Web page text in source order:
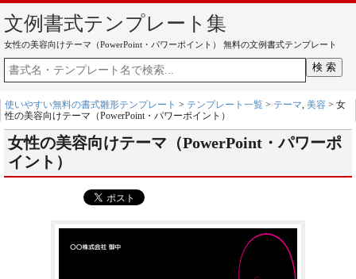
文例書式テンプレート集
女性の美容向けテーマ（PowerPoint・パワーポイント） 無料の文例書式テンプレート
使いやすい無料の書式雛形テンプレート > テンプレート一覧 > テーマ, 美容 > 女
性の美容向けテーマ（PowerPoint・パワーポイント）
女性の美容向けテーマ（PowerPoint・パワーポ
イント）